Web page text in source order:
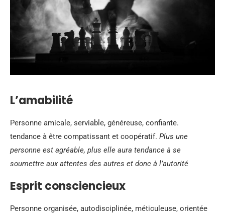
L’amabilité
Personne amicale, serviable, généreuse, confiante.
tendance à être compatissant et coopératif. Plus une
personne est agréable, plus elle aura tendance à se
soumettre aux attentes des autres et donc à l’autorité
Esprit consciencieux
Personne organisée, autodisciplinée, méticuleuse, orientée